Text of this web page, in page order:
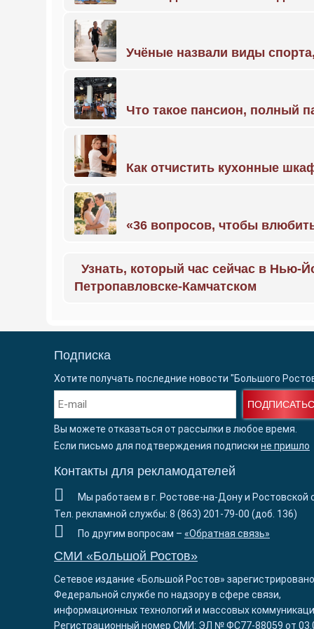
Учёные назвали виды
Что такое пансион, полный
Как отчистить кухонные
«36 вопросов, чтобы
Узнать, который час сейчас в Нью-
Петропавловске-Камчатском
Подписка
Хотите получать последние новости "Большого
Вы можете отказаться от рассылки в любое время.
Если письмо для подтверждения подписки не пришло
Контакты для рекламодателей
Мы работаем в г. Ростове-на-Дону и Ростовской
Тел. рекламной службы: 8 (863) 201-79-00 (доб. 136)
По другим вопросам – «Обратная связь»
СМИ «Большой Ростов»
Сетевое издание «Большой Ростов»
Федеральной службе по надзору в сфере связи,
информационных технологий и массовых
Регистрационный номер СМИ: ЭЛ № ФС77-88059 от